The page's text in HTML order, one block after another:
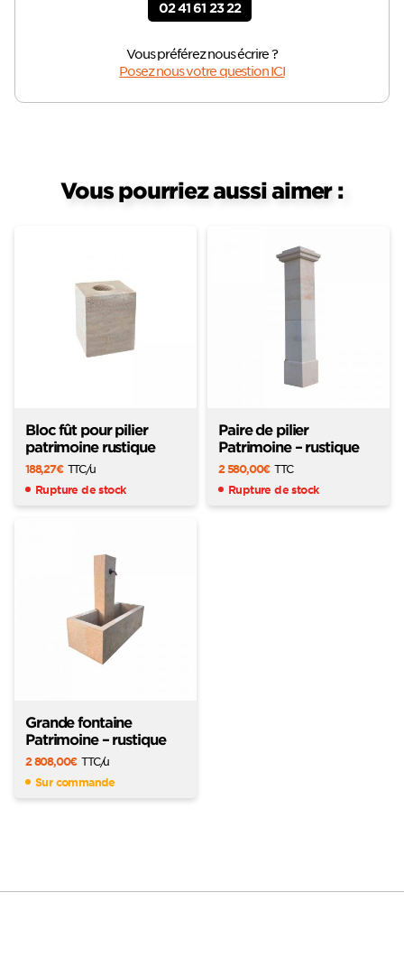
02 41 61 23 22
Vous préférez nous écrire ?
Posez nous votre question ICI
Vous pourriez aussi aimer :
Bloc fût pour pilier
patrimoine rustique
188,27€ TTC/u
Rupture de stock
Paire de pilier
Patrimoine – rustique
2 580,00€ TTC
Rupture de stock
Grande fontaine
Patrimoine – rustique
2 808,00€ TTC/u
Sur commande